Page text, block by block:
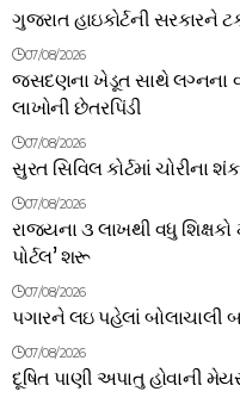
ગુજરાત હાઇકોર્ટની સરકારને
07/08/2026
જસદણના ખેડૂત સાથે લગ્નના
લાખોની છેતરપિંડી
07/08/2026
સુરત સિવિલ કોર્ટમાં ચોરીના
07/08/2026
રાજ્યના ૩ લાખથી વધુ શિક્ષકો
પોર્ટલ’ શરૂ
07/08/2026
પગારને લઇ પહેલાં બોલાચાલી
07/08/2026
દૂષિત પાણી અપાતુ હોવાની